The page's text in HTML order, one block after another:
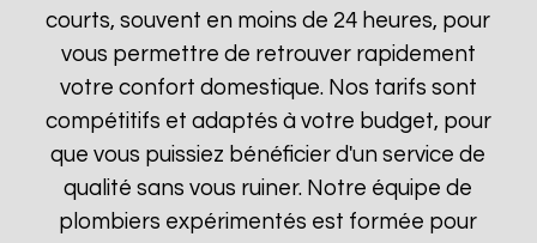
courts, souvent en moins de 24 heures, pour
vous permettre de retrouver rapidement
votre confort domestique. Nos tarifs sont
compétitifs et adaptés à votre budget, pour
que vous puissiez bénéficier d'un service de
qualité sans vous ruiner. Notre équipe de
plombiers expérimentés est formée pour